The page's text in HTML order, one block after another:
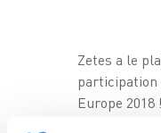
Zetes a le
participation
Europe